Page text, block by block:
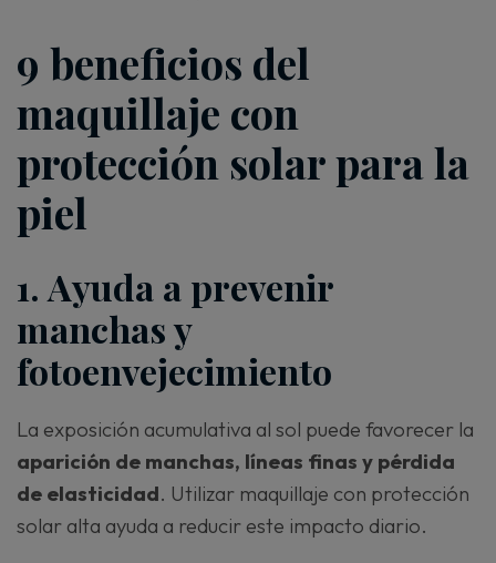
9 beneficios del
maquillaje con
protección solar para la
piel
1. Ayuda a prevenir
manchas y
fotoenvejecimiento
La exposición acumulativa al sol puede favorecer la
aparición de manchas, líneas finas y pérdida
de elasticidad. Utilizar maquillaje con protección
solar alta ayuda a reducir este impacto diario.